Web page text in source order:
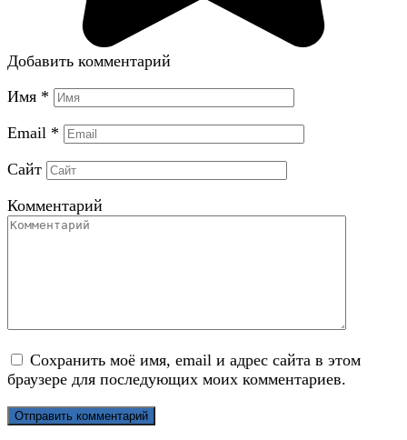
Добавить комментарий
Имя *
Email *
Сайт
Комментарий
Сохранить моё имя, email и адрес сайта в этом
браузере для последующих моих комментариев.